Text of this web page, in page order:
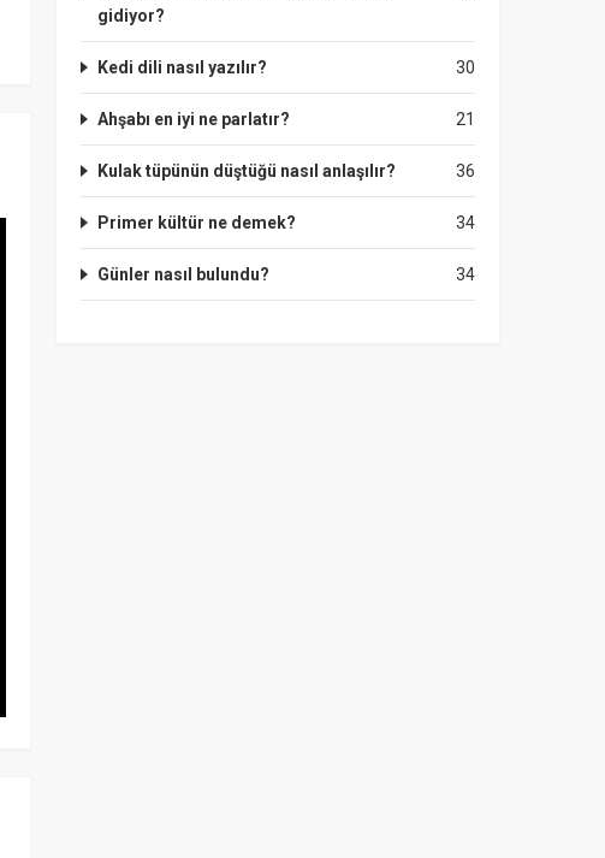
gidiyor?
30
Kedi dili nasıl yazılır?
21
Ahşabı en iyi ne parlatır?
36
Kulak tüpünün düştüğü nasıl anlaşılır?
34
Primer kültür ne demek?
34
Günler nasıl bulundu?